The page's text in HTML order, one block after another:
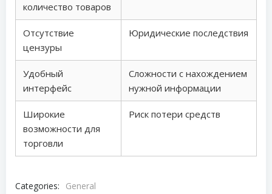
количество товаров
Отсутствие
цензуры
Юридические последствия
Удобный
интерфейс
Сложности с нахождением
нужной информации
Широкие
возможности для
торговли
Риск потери средств
Categories:
General